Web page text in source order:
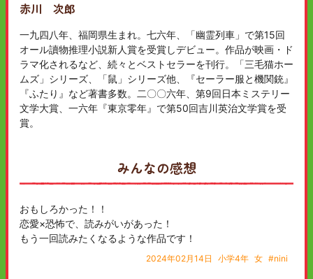
赤川 次郎
一九四八年、福岡県生まれ。七六年、「幽霊列車」で第15回
オール讀物推理小説新人賞を受賞しデビュー。作品が映画・ド
ラマ化されるなど、続々とベストセラーを刊行。「三毛猫ホー
ムズ」シリーズ、「鼠」シリーズ他、『セーラー服と機関銃』
『ふたり』など著書多数。二〇〇六年、第9回日本ミステリー
文学大賞、一六年『東京零年』で第50回吉川英治文学賞を受
賞。
みんなの感想
おもしろかった！！
恋愛×恐怖で、読みがいがあった！
もう一回読みたくなるような作品です！
2024年02月14日 小学4年 女 #nini